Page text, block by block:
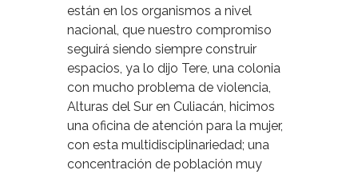
están en los organismos a nivel
nacional, que nuestro compromiso
seguirá siendo siempre construir
espacios, ya lo dijo Tere, una colonia
con mucho problema de violencia,
Alturas del Sur en Culiacán, hicimos
una oficina de atención para la mujer,
con esta multidisciplinariedad; una
concentración de población muy